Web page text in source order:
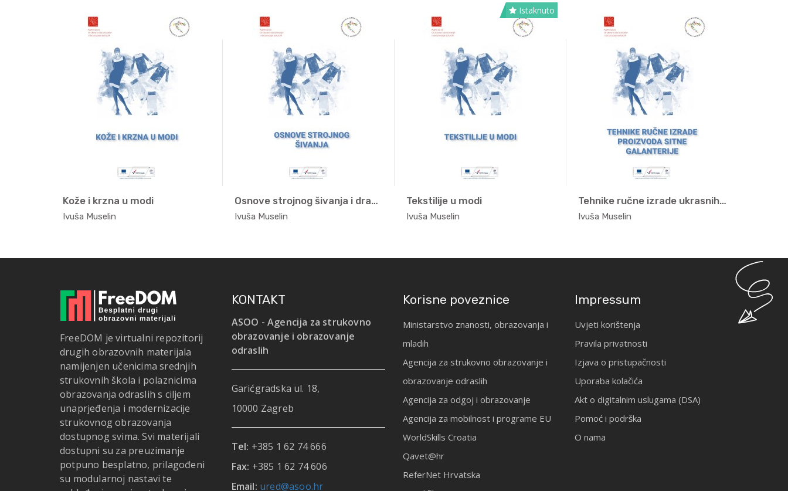
Kože i krzna u modi
Ivuša Muselin
Osnove strojnog šivanja i drapir...
Ivuša Muselin
Istaknuto
Tekstilije u modi
Ivuša Muselin
Tehnike ručne izrade ukrasnih el...
Ivuša Muselin
FreeDOM je virtualni repozitorij
drugih obrazovnih materijala
namijenjen učenicima srednjih
strukovnih škola i polaznicima
obrazovanja odraslih s ciljem
unaprjeđenja i modernizacije
strukovnog obrazovanja
dostupnog svima. Svi materijali
dostupni su za preuzimanje
potpuno besplatno, prilagođeni
su modularnoj nastavi te
KONTAKT
ASOO - Agencija za strukovno
obrazovanje i obrazovanje
odraslih
Garićgradska ul. 18,
10000 Zagreb
Tel: +385 1 62 74 666
Fax: +385 1 62 74 606
Email: ured@asoo.hr
Korisne poveznice
Ministarstvo znanosti, obrazovanja i
mladih
Agencija za strukovno obrazovanje i
obrazovanje odraslih
Agencija za odgoj i obrazovanje
Agencija za mobilnost i programe EU
WorldSkills Croatia
Qavet@hr
ReferNet Hrvatska
Impressum
Uvjeti korištenja
Pravila privatnosti
Izjava o pristupačnosti
Uporaba kolačića
Akt o digitalnim uslugama (DSA)
Pomoć i podrška
O nama